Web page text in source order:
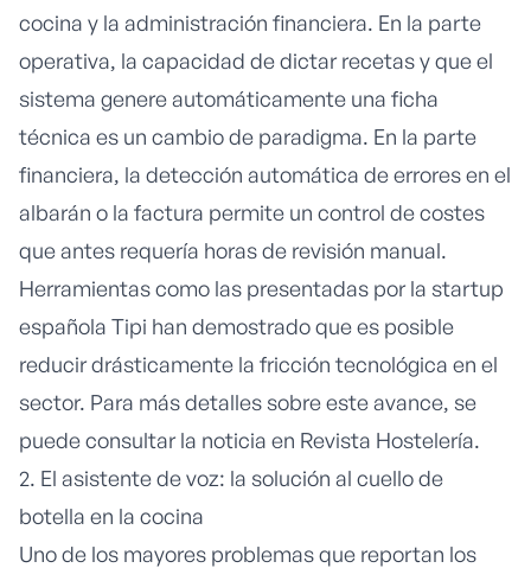
cocina y la administración financiera. En la parte
operativa, la capacidad de dictar recetas y que el
sistema genere automáticamente una ficha
técnica es un cambio de paradigma. En la parte
financiera, la detección automática de errores en el
albarán o la factura permite un control de costes
que antes requería horas de revisión manual.
Herramientas como las presentadas por la startup
española Tipi han demostrado que es posible
reducir drásticamente la fricción tecnológica en el
sector. Para más detalles sobre este avance, se
puede consultar la noticia en Revista Hostelería.
2. El asistente de voz: la solución al cuello de
botella en la cocina
Uno de los mayores problemas que reportan los